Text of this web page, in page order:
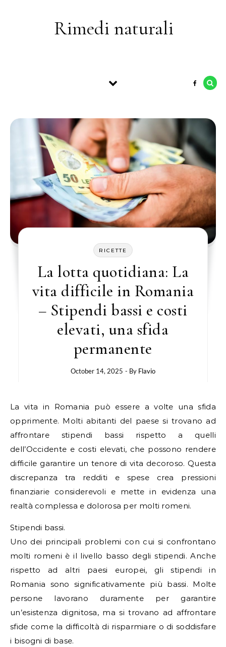
Rimedi naturali
RICETTE
La lotta quotidiana: La
vita difficile in Romania
– Stipendi bassi e costi
elevati, una sfida
permanente
October 14, 2025 - By Flavio
La vita in Romania può essere a volte una sfida
opprimente. Molti abitanti del paese si trovano ad
affrontare stipendi bassi rispetto a quelli
dell’Occidente e costi elevati, che possono rendere
difficile garantire un tenore di vita decoroso. Questa
discrepanza tra redditi e spese crea pressioni
finanziarie considerevoli e mette in evidenza una
realtà complessa e dolorosa per molti romeni.
Stipendi bassi.
Uno dei principali problemi con cui si confrontano
molti romeni è il livello basso degli stipendi. Anche
rispetto ad altri paesi europei, gli stipendi in
Romania sono significativamente più bassi. Molte
persone lavorano duramente per garantire
un’esistenza dignitosa, ma si trovano ad affrontare
sfide come la difficoltà di risparmiare o di soddisfare
i bisogni di base.